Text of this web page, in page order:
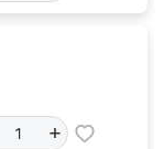
+